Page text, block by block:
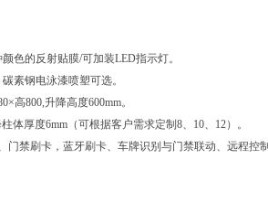
色的反射贴膜/可加装LED指示灯。
素钢电泳漆喷塑可选。
高800,升降高度600mm。
柱体厚度6mm （可根据客户需求定制 8、 10、 12）。
门禁刷卡，蓝牙刷卡、车牌识别与门禁联动、远程控制